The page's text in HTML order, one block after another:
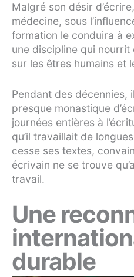
Malgré son désir
médecine, sous
formation le conduira à
une discipline qui
sur les êtres humains et
Pendant des décennies,
presque monastique
journées entières à
qu’il travaillait de
cesse ses textes,
écrivain ne se trouve
travail.
Une
durable